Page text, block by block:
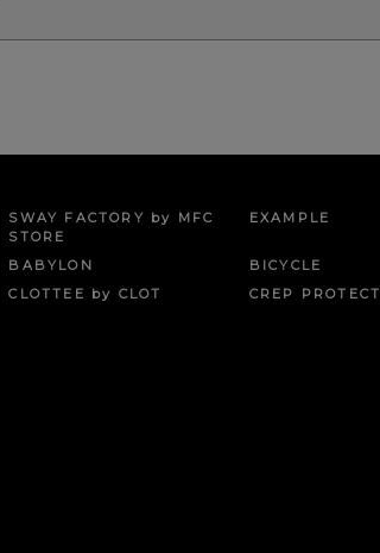
SWAY FACTORY by MFC
STORE
EXAMPLE
BABYLON BICYCLE
CLOTTEE by CLOT CREP PROTECT